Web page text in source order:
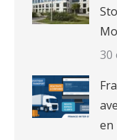
30
en